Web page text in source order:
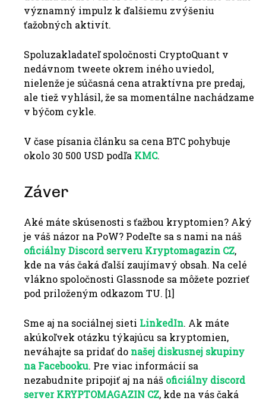
významný impulz k ďalšiemu zvýšeniu
ťažobných aktivít.
Spoluzakladateľ spoločnosti CryptoQuant v
nedávnom tweete okrem iného uviedol,
nielenže je súčasná cena atraktívna pre predaj,
ale tiež vyhlásil, že sa momentálne nachádzame
v býčom cykle.
V čase písania článku sa cena BTC pohybuje
okolo 30 500 USD podľa KMC.
Záver
Aké máte skúsenosti s ťažbou kryptomien? Aký
je váš názor na PoW? Podeľte sa s nami na náš
oficiálny Discord serveru Kryptomagazin CZ,
kde na vás čaká ďalší zaujímavý obsah. Na celé
vlákno spoločnosti Glassnode sa môžete pozrieť
pod priloženým odkazom TU. [1]
Sme aj na sociálnej sieti LinkedIn. Ak máte
akúkoľvek otázku týkajúcu sa kryptomien,
neváhajte sa pridať do našej diskusnej skupiny
na Facebooku. Pre viac informácií sa
nezabudnite pripojiť aj na náš oficiálny discord
server KRYPTOMAGAZIN CZ, kde na vás čaká